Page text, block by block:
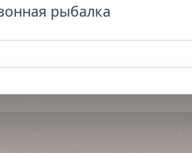
рыбалка